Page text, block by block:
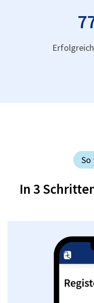
So
In 3